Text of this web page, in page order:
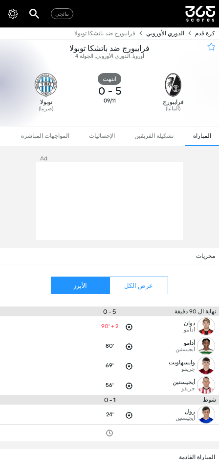
نتائجي
كرة قدم الدوري الأوروبي فرايبورج ضد باتشكا توبولا
فرايبورج ضد باتشكا توبولا
أوروبا, الدوري الأوروبي, الجولة 4
فرايبورج
(ألمانيا)
انتهت
5
-
0
09/11 توبولا
(صربيا)
المباراة تشكيلة الفريقين الإحصائيات المواجهات المباشرة
Ad
مجريات
عرض الكل الأبرز
نهاية ال 90 دقيقة 5 - 0
دوان
أدامو 90' + 2
أدامو
أيجيستين 80'
وايسهاوبت
جريفو 69'
أيجيستين
جريفو 56'
شوط 1 - 0
رول
أيجيستين 24'
المباراة القادمة